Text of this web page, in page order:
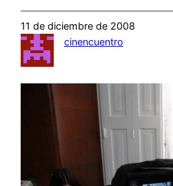
11 de diciembre de 2008
cinencuentro